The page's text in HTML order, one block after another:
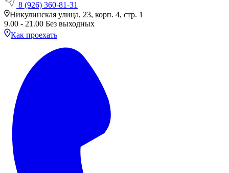
8 (926) 360-81-31
Никулинская улица, 23, корп. 4, стр. 1
9.00 - 21.00 Без выходных
Как проехать